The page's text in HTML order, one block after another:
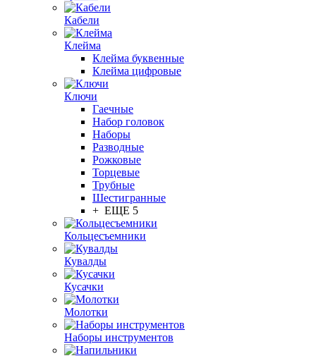
Кабели
Клейма
Клейма буквенные
Клейма цифровые
Ключи
Гаечные
Набор головок
Наборы
Разводные
Рожковые
Торцевые
Трубные
Шестигранные
+ ЕЩЕ 5
Кольцесъемники
Кувалды
Кусачки
Молотки
Наборы инструментов